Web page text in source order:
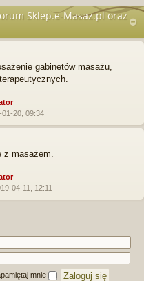
Sklep.e-Masaz.pl oraz
gabinetów masażu,
01-20, 09:34
z masażem.
04-11, 12:11
mnie